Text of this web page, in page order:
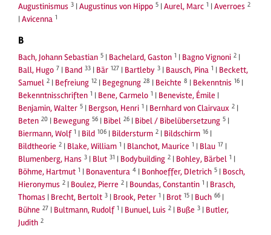
Augustinismus 3 |Augustinus von Hippo 5 |Aurel, Marc 1 |Averroes 2
|Avicenna 1
B
Bach, Johann Sebastian 5 | Bachelard, Gaston 1 | Bagno Vignoni 2 |
Ball, Hugo 7 | Band 33 | Bär 127 | Bartleby 3 | Bausch, Pina 1 | Beckett,
Samuel 2 | Befreiung 12 | Begegnung 28 | Beichte 8 | Bekenntnis 16 |
Bekenntnisschriften 1 | Bene, Carmelo 1 | Beneviste, Émile |
Benjamin, Walter 5 | Bergson, Henri 1 | Bernhard von Clairvaux 2 |
Beten 20 | Bewegung 56 | Bibel 26 | Bibel / Bibelübersetzung 5 |
Biermann, Wolf 1 | Bild 106 | Bildersturm 2 | Bildschirm 16 |
Bildtheorie 2 | Blake, William 1 | Blanchot, Maurice 1 | Blau 17 |
Blumenberg, Hans 3 | Blut 31 | Bodybuilding 2 | Bohley, Bärbel 1 |
Böhme, Hartmut 1 | Bonaventura 4 | Bonhoeffer, DIetrich 5 | Bosch,
Hieronymus 2 | Boulez, Pierre 2 | Boundas, Constantin 1 | Brasch,
Thomas | Brecht, Bertolt 3 | Brook, Peter 1 | Brot 15 | Buch 66 |
Bühne 27 | Bultmann, Rudolf 1 | Bunuel, Luis 2 | Buße 3 | Butler,
Judith 2